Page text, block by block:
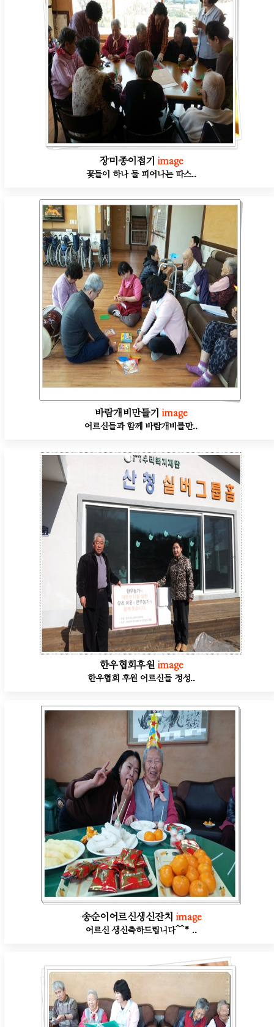
장미종이접기 image
꽃들이 하나 둘 피어나는 따스..
바람개비만들기 image
어르신들과 함께 바람개비를만..
한우협회후원 image
한우협회 후원 어르신들 정성..
송순이어르신생신잔치 image
어르신 생신축하드립니다^^* ..